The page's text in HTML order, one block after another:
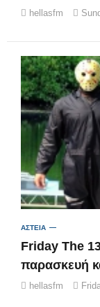
hellasfm
ΑΣΤΕΙΑ
Friday The
παρασκευή
hellasfm